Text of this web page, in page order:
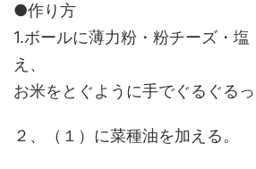
●作り方
1.ボールに薄力粉・粉チーズ・塩
え、
お米をとぐように手でぐるぐるっ
２、（１）に菜種油を加える。